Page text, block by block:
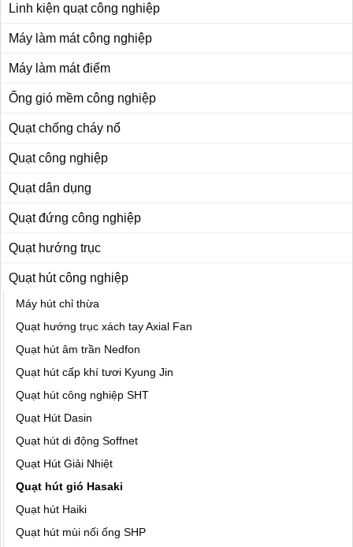
Linh kiện quạt công nghiệp
Máy làm mát công nghiệp
Máy làm mát điểm
Ống gió mềm công nghiệp
Quạt chống cháy nổ
Quạt công nghiệp
Quạt dân dụng
Quạt đứng công nghiệp
Quạt hướng trục
Quạt hút công nghiệp
Máy hút chỉ thừa
Quạt hướng trục xách tay Axial Fan
Quạt hút âm trần Nedfon
Quạt hút cấp khí tươi Kyung Jin
Quạt hút công nghiệp SHT
Quạt Hút Dasin
Quạt hút di động Soffnet
Quạt Hút Giải Nhiệt
Quạt hút gió Hasaki
Quạt hút Haiki
Quạt hút mùi nối ống SHP